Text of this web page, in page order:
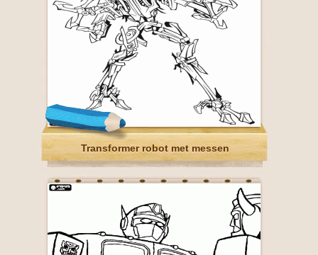
Transformer robot met messen